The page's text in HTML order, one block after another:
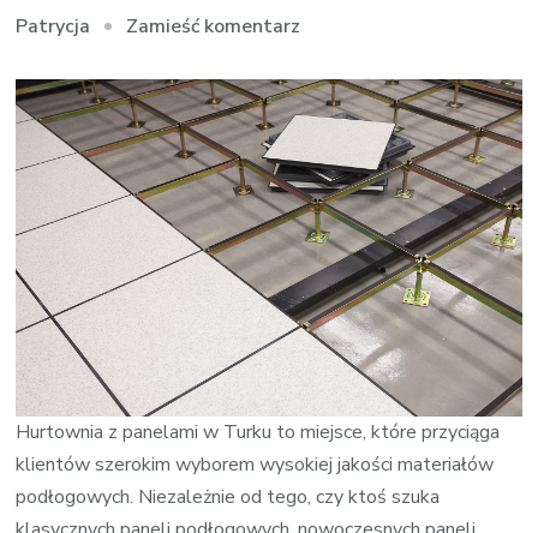
Patrycja Zamieść komentarz
sklep
z
podłogami
Turek
Hurtownia z panelami w Turku to miejsce, które przyciąga
klientów szerokim wyborem wysokiej jakości materiałów
podłogowych. Niezależnie od tego, czy ktoś szuka